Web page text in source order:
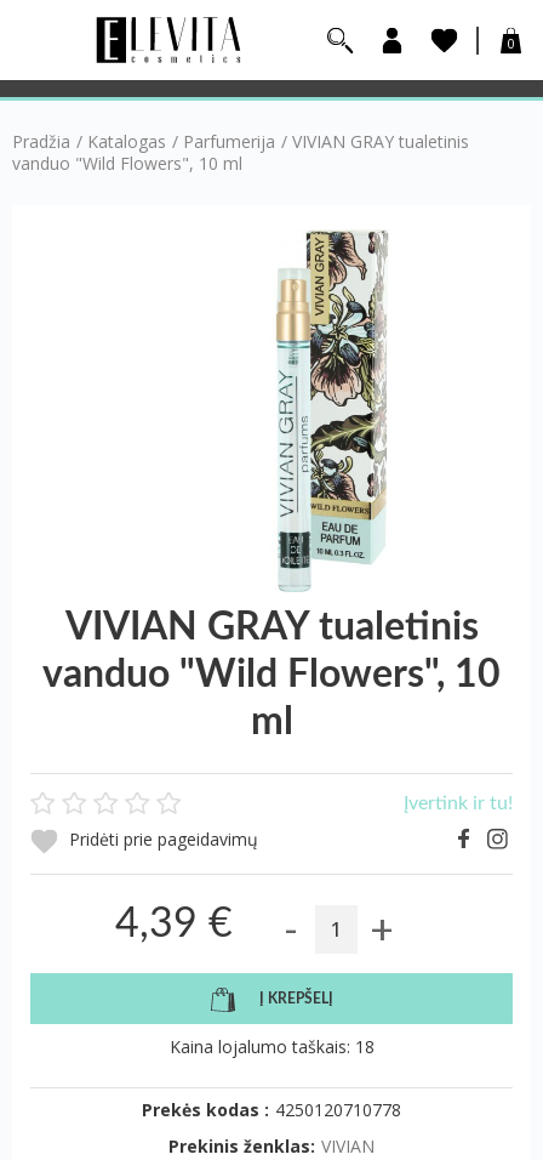
0
Pradžia / Katalogas / Parfumerija / VIVIAN GRAY tualetinis
vanduo "Wild Flowers", 10 ml
VIVIAN GRAY tualetinis
vanduo "Wild Flowers", 10
ml
Įvertink ir tu!
Pridėti prie pageidavimų
4,39 € - +
Į KREPŠELĮ
Kaina lojalumo taškais: 18
Prekės kodas : 4250120710778
Prekinis ženklas: VIVIAN